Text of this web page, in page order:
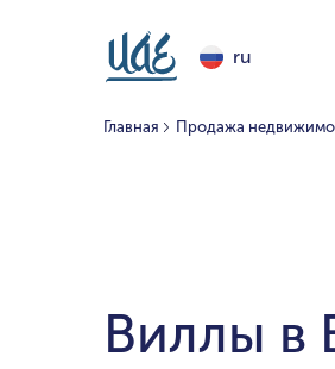
ru
Главная Продажа
Виллы в